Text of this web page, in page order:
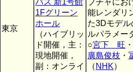
東京
パス 新1号館
1Fグリーン
ホール
（ハイブリッ
ド開催，主：
現地開催，
副：オンライ
プチャにお
能レンダリ
た3Dモデ
ルパラメー
○宮下 旺 ・
廣島俊枝 ・
（ NHK）